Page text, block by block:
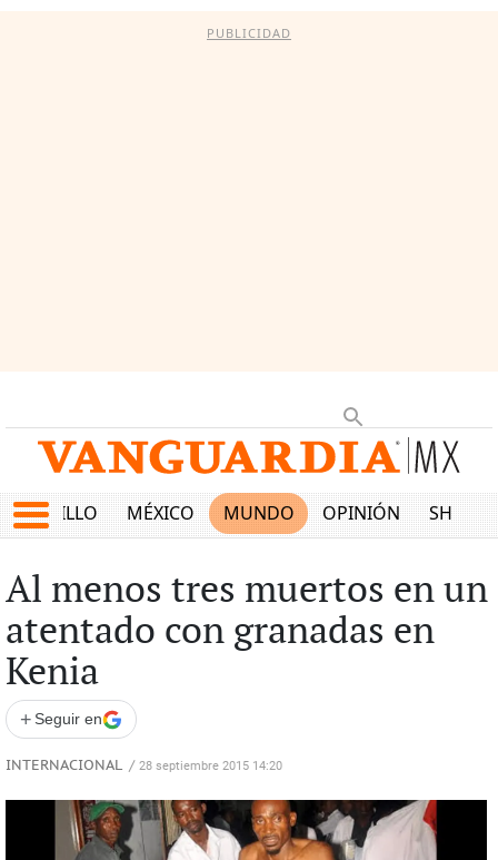
PUBLICIDAD
SALTILLO MÉXICO MUNDO OPINIÓN SHOW
Al menos tres muertos en un
atentado con granadas en
Kenia
+ Seguir en
INTERNACIONAL / 28 septiembre 2015 14:20